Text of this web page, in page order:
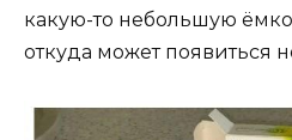
какую-то небольшую
откуда может появиться